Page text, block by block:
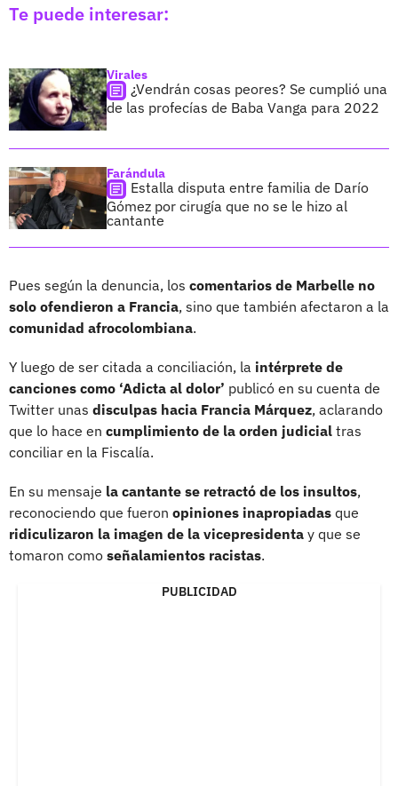
Te puede interesar:
Virales
¿Vendrán cosas peores? Se cumplió una
de las profecías de Baba Vanga para 2022
Farándula
Estalla disputa entre familia de Darío
Gómez por cirugía que no se le hizo al
cantante
Pues según la denuncia, los comentarios de Marbelle no
solo ofendieron a Francia, sino que también afectaron a la
comunidad afrocolombiana.
Y luego de ser citada a conciliación, la intérprete de
canciones como ‘Adicta al dolor’ publicó en su cuenta de
Twitter unas disculpas hacia Francia Márquez, aclarando
que lo hace en cumplimiento de la orden judicial tras
conciliar en la Fiscalía.
En su mensaje la cantante se retractó de los insultos,
reconociendo que fueron opiniones inapropiadas que
ridiculizaron la imagen de la vicepresidenta y que se
tomaron como señalamientos racistas.
PUBLICIDAD